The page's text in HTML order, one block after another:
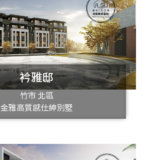
衿雅邸
竹市 北區
金雅高質感仕紳別墅